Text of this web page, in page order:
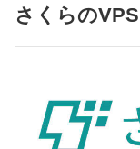
さくらのVPS